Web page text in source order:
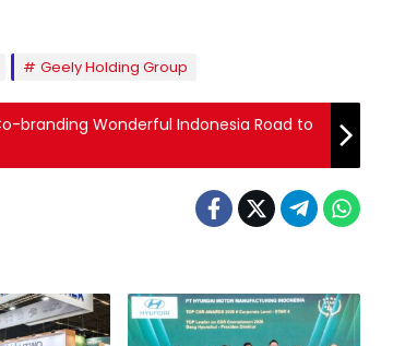
Geely Holding Group
branding Wonderful Indonesia Road to